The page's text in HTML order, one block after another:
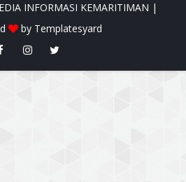
INFORMASI KEMARITIMAN |
by Templatesyard